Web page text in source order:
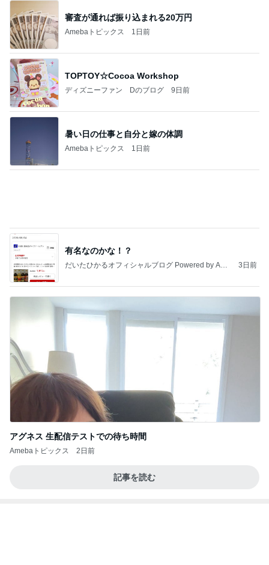
審査が通れば振り込まれる20万円
Amebaトピックス 1日前
TOPTOY☆Cocoa Workshop
ディズニーファン Dのブログ 9日前
暑い日の仕事と自分と嫁の体調
Amebaトピックス 1日前
有名なのかな！？
だいたひかるオフィシャルブログ Powered by Ame
3日前
アグネス 生配信テストでの待ち時間
Amebaトピックス 2日前
記事を読む